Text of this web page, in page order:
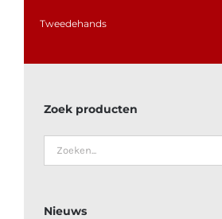
Tweedehands
Zoek producten
Nieuws